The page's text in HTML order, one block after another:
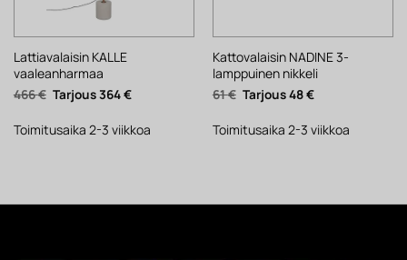
Lattiavalaisin KALLE
vaaleanharmaa
466€ Alkuperäinen
hinta
466 €.
364€Nykyinen
364 €.
Toimitusaika 2-3 viikkoa
Kattovalaisin NADINE 3-
lamppuinen nikkeli
61€ Alkuperäinen
hinta
61 €.
48€Nykyinen
48 €.
Toimitusaika 2-3 viikkoa